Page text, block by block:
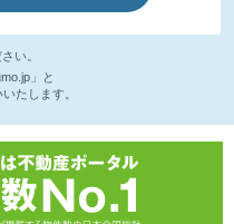
い。
」と
たします。